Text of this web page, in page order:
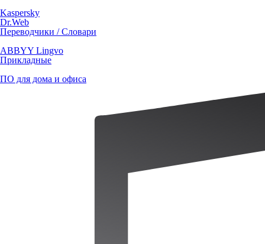
Kaspersky
Dr.Web
Переводчики / Словари
ABBYY Lingvo
Прикладные
ПО для дома и офиса